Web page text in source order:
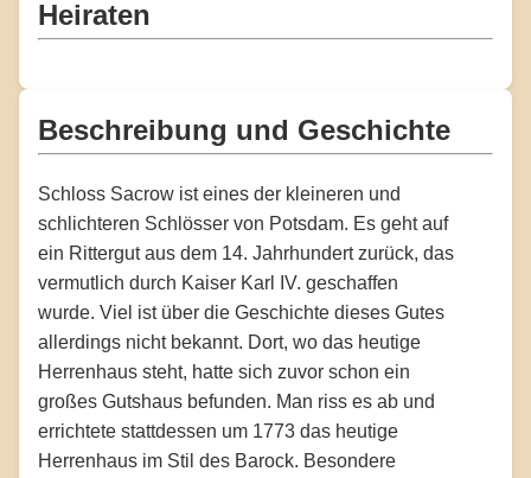
Heiraten
Beschreibung und Geschichte
Schloss Sacrow ist eines der kleineren und
schlichteren Schlösser von Potsdam. Es geht auf
ein Rittergut aus dem 14. Jahrhundert zurück, das
vermutlich durch Kaiser Karl IV. geschaffen
wurde. Viel ist über die Geschichte dieses Gutes
allerdings nicht bekannt. Dort, wo das heutige
Herrenhaus steht, hatte sich zuvor schon ein
großes Gutshaus befunden. Man riss es ab und
errichtete stattdessen um 1773 das heutige
Herrenhaus im Stil des Barock. Besondere